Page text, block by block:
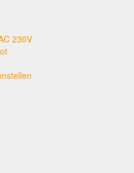
230V